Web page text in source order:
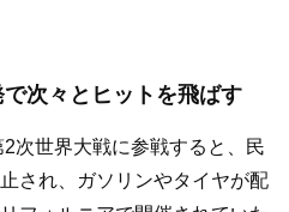
次々とヒットを飛ばす
次世界大戦に参戦すると、民
され、ガソリンやタイヤが配